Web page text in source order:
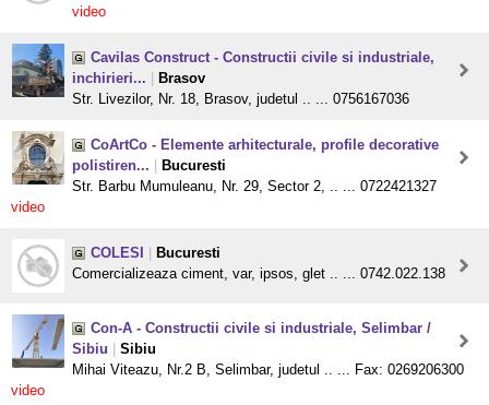
video
Cavilas Construct - Constructii civile si industriale,
inchirieri...
Brasov
Str. Livezilor, Nr. 18, Brasov, judetul .. ... 0756167036
CoArtCo - Elemente arhitecturale, profile decorative
polistiren...
Bucuresti
Str. Barbu Mumuleanu, Nr. 29, Sector 2, .. ... 0722421327
video
COLESI
Bucuresti
Comercializeaza ciment, var, ipsos, glet .. ... 0742.022.138
Con-A - Constructii civile si industriale, Selimbar /
Sibiu
Sibiu
Mihai Viteazu, Nr.2 B, Selimbar, judetul .. ... Fax: 0269206300
video